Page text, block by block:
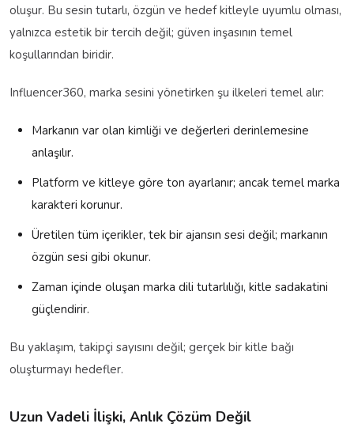
oluşur. Bu sesin tutarlı, özgün ve hedef kitleyle uyumlu olması,
yalnızca estetik bir tercih değil; güven inşasının temel
koşullarından biridir.
Influencer360, marka sesini yönetirken şu ilkeleri temel alır:
Markanın var olan kimliği ve değerleri derinlemesine
anlaşılır.
Platform ve kitleye göre ton ayarlanır; ancak temel marka
karakteri korunur.
Üretilen tüm içerikler, tek bir ajansın sesi değil; markanın
özgün sesi gibi okunur.
Zaman içinde oluşan marka dili tutarlılığı, kitle sadakatini
güçlendirir.
Bu yaklaşım, takipçi sayısını değil; gerçek bir kitle bağı
oluşturmayı hedefler.
Uzun Vadeli İlişki, Anlık Çözüm Değil